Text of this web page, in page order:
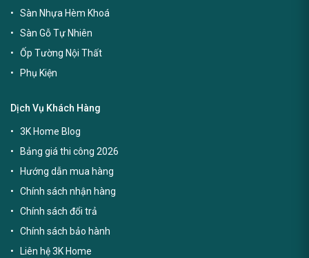
Sàn Nhựa Hèm Khoá
Sàn Gỗ Tự Nhiên
Ốp Tường Nội Thất
Phụ Kiện
Dịch Vụ Khách Hàng
3K Home Blog
Bảng giá thi công 2026
Hướng dẫn mua hàng
Chính sách nhận hàng
Chính sách đổi trả
Chính sách bảo hành
Liên hệ 3K Home